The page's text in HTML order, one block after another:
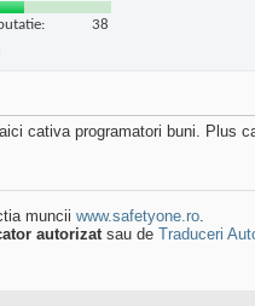
38
cativa programatori buni. Plus
muncii www.safetyone.ro.
autorizatsau de Traduceri